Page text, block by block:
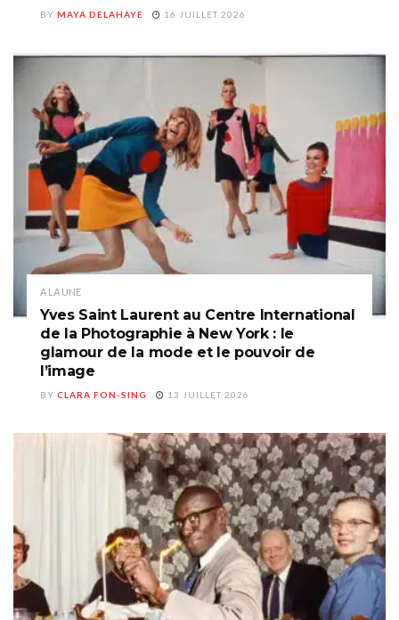
BY MAYA DELAHAYE 16 JUILLET 2026
A LA UNE
Yves Saint Laurent au Centre International
de la Photographie à New York : le
glamour de la mode et le pouvoir de
l’image
BY CLARA FON-SING 13 JUILLET 2026